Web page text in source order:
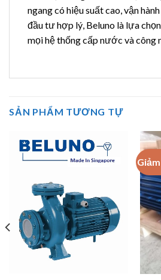
ngang có hiệu suất cao, vận
đầu tư hợp lý, Beluno là lựa
mọi hệ thống cấp nước và công
SẢN PHẨM TƯƠNG TỰ